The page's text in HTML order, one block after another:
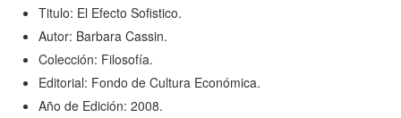
Titulo: El Efecto Sofistico.
Autor: Barbara Cassin.
Colección: Filosofía.
Editorial: Fondo de Cultura Económica.
Año de Edición: 2008.